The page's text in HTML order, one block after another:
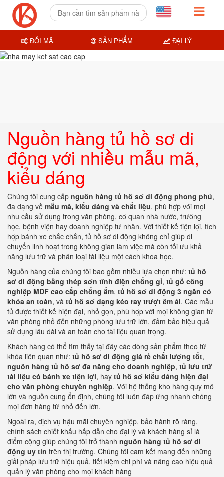
Nguồn hàng tủ hồ sơ di
động với nhiều mẫu mã,
kiểu dáng
Chúng tôi cung cấp nguồn hàng tủ hồ sơ di động phong phú,
đa dạng về mẫu mã, kiểu dáng và chất liệu, phù hợp với mọi
nhu cầu sử dụng trong văn phòng, cơ quan nhà nước, trường
học, bệnh viện hay doanh nghiệp tư nhân. Với thiết kế tiện lợi, tích
hợp bánh xe chắc chắn, tủ hồ sơ di động không chỉ giúp di
chuyển linh hoạt trong không gian làm việc mà còn tối ưu khả
năng lưu trữ và phân loại tài liệu một cách khoa học.
Nguồn hàng của chúng tôi bao gồm nhiều lựa chọn như: tủ hồ
sơ di động bằng thép sơn tĩnh điện chống gỉ, tủ gỗ công
nghiệp MDF cao cấp chống ẩm, tủ hồ sơ di động 3 ngăn có
khóa an toàn, và tủ hồ sơ dạng kéo ray trượt êm ái. Các mẫu
tủ được thiết kế hiện đại, nhỏ gọn, phù hợp với mọi không gian từ
văn phòng nhỏ đến những phòng lưu trữ lớn, đảm bảo hiệu quả
sử dụng lâu dài và an toàn cho tài liệu quan trọng.
Khách hàng có thể tìm thấy tại đây các dòng sản phẩm theo từ
khóa liên quan như: tủ hồ sơ di động giá rẻ chất lượng tốt,
nguồn hàng tủ hồ sơ đa năng cho doanh nghiệp, tủ lưu trữ
tài liệu có bánh xe tiện lợi, hay tủ hồ sơ kiểu dáng hiện đại
cho văn phòng chuyên nghiệp. Với hệ thống kho hàng quy mô
lớn và nguồn cung ổn định, chúng tôi luôn đáp ứng nhanh chóng
mọi đơn hàng từ nhỏ đến lớn.
Ngoài ra, dịch vụ hậu mãi chuyên nghiệp, bảo hành rõ ràng,
chính sách chiết khấu hấp dẫn cho đại lý và khách hàng sỉ là
điểm cộng giúp chúng tôi trở thành nguồn hàng tủ hồ sơ di
động uy tín trên thị trường. Chúng tôi cam kết mang đến những
giải pháp lưu trữ hiệu quả, tiết kiệm chi phí và nâng cao hiệu quả
quản lý văn phòng cho mọi khách hàng
ĐỔI MÃ SẢN PHẨM ĐẠI LÝ